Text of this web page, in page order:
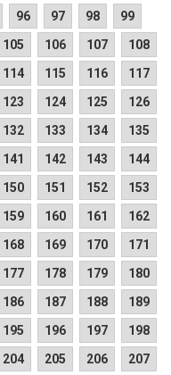
96 97 98
99
105 106 107
108
114 115 116
117
123 124 125
126
132 133 134
135
141 142 143
144
150 151 152
153
159 160 161
162
168 169 170
171
177 178 179
180
186 187 188
189
195 196 197
198
204 205 206 207